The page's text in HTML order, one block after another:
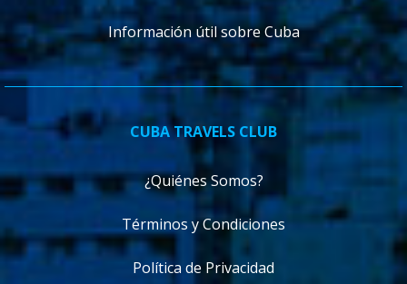
Información útil sobre Cuba
CUBA TRAVELS CLUB
¿Quiénes Somos?
Términos y Condiciones
Política de Privacidad